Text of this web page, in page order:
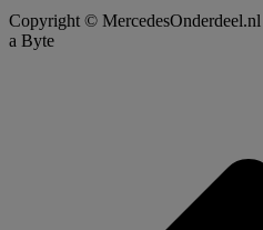
Copyright ©
a Byte